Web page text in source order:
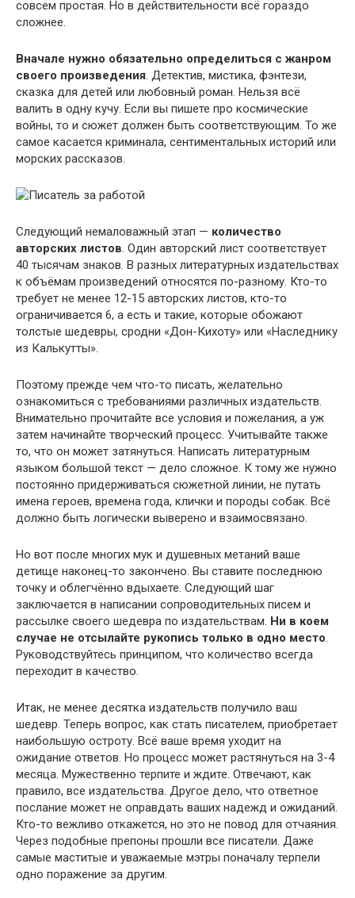
совсем простая. Но в действительности всё гораздо
сложнее.
Вначале нужно обязательно определиться с жанром
своего произведения. Детектив, мистика, фэнтези,
сказка для детей или любовный роман. Нельзя всё
валить в одну кучу. Если вы пишете про космические
войны, то и сюжет должен быть соответствующим. То же
самое касается криминала, сентиментальных историй или
морских рассказов.
Следующий немаловажный этап — количество
авторских листов. Один авторский лист соответствует
40 тысячам знаков. В разных литературных издательствах
к объёмам произведений относятся по-разному. Кто-то
требует не менее 12-15 авторских листов, кто-то
ограничивается 6, а есть и такие, которые обожают
толстые шедевры, сродни «Дон-Кихоту» или «Наследнику
из Калькутты».
Поэтому прежде чем что-то писать, желательно
ознакомиться с требованиями различных издательств.
Внимательно прочитайте все условия и пожелания, а уж
затем начинайте творческий процесс. Учитывайте также
то, что он может затянуться. Написать литературным
языком большой текст — дело сложное. К тому же нужно
постоянно придерживаться сюжетной линии, не путать
имена героев, времена года, клички и породы собак. Всё
должно быть логически выверено и взаимосвязано.
Но вот после многих мук и душевных метаний ваше
детище наконец-то закончено. Вы ставите последнюю
точку и облегчённо вдыхаете. Следующий шаг
заключается в написании сопроводительных писем и
рассылке своего шедевра по издательствам. Ни в коем
случае не отсылайте рукопись только в одно место.
Руководствуйтесь принципом, что количество всегда
переходит в качество.
Итак, не менее десятка издательств получило ваш
шедевр. Теперь вопрос, как стать писателем, приобретает
наибольшую остроту. Всё ваше время уходит на
ожидание ответов. Но процесс может растянуться на 3-4
месяца. Мужественно терпите и ждите. Отвечают, как
правило, все издательства. Другое дело, что ответное
послание может не оправдать ваших надежд и ожиданий.
Кто-то вежливо откажется, но это не повод для отчаяния.
Через подобные препоны прошли все писатели. Даже
самые маститые и уважаемые мэтры поначалу терпели
одно поражение за другим.